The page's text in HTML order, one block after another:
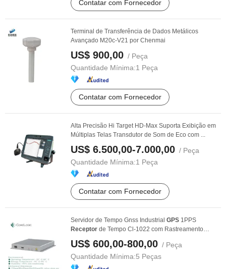
Contatar com Fornecedor
Terminal de Transferência de Dados Metálicos
Avançado M20c-V21 por Chenmai
US$ 900,00 / Peça
Quantidade Mínima:1 Peça
Contatar com Fornecedor
Alta Precisão Hi Target HD-Max Suporta Exibição em
Múltiplas Telas Transdutor de Som de Eco com ...
US$ 6.500,00-7.000,00 / Peça
Quantidade Mínima:1 Peça
Contatar com Fornecedor
Servidor de Tempo Gnss Industrial GPS 1PPS
Receptor de Tempo Cl-1022 com Rastreamento
Adaptativo e ...
US$ 600,00-800,00 / Peça
Quantidade Mínima:5 Peças